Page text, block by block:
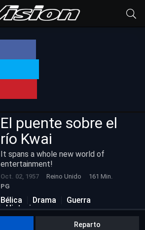
El puente sobre el
río Kwai
It spans a whole new world of
entertainment!
Oct. 02, 1957 Reino Unido
161 Min.
PG
Bélica Drama
Guerra
Historia
Películas Actualizadas
Reparto